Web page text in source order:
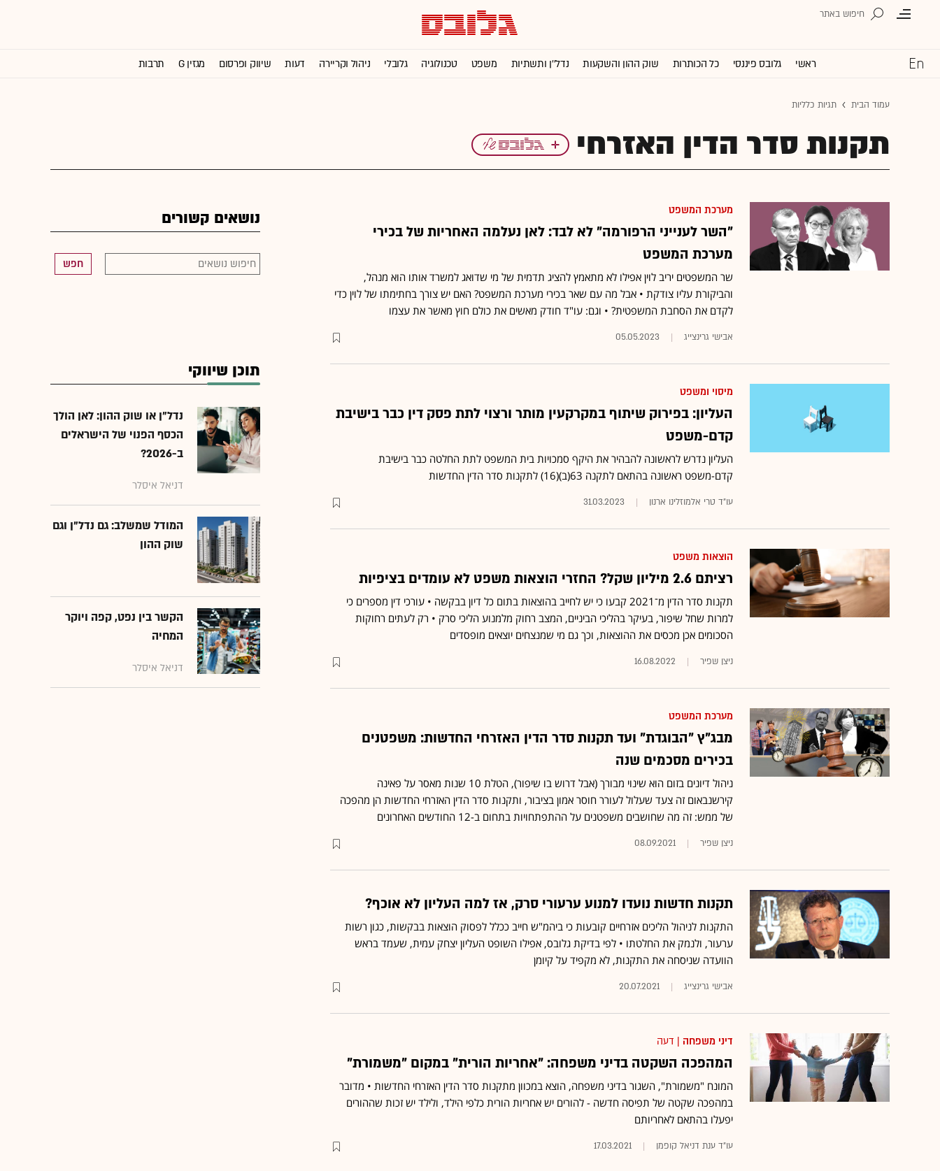
ראשי גלובס פיננסי כל הכותרות שוק ההון והשקעות נדל''ן ותשתיות משפט טכנולוגיה גלובלי ניהול וקריירה דעות שיווק ופרסום מגזין G תרבות
עמוד הבית תגיות כלליות
תקנות סדר הדין האזרחי
מערכת המשפט
"השר לענייני הרפורמה" לא לבד: לאן נעלמה האחריות של בכירי
מערכת המשפט
שר המשפטים יריב לוין אפילו לא מתאמץ להציג תדמית של מי שדואג למשרד אותו הוא מנהל,
והביקורת עליו צודקת • אבל מה עם שאר בכירי מערכת המשפט? האם יש צורך בחתימתו של לוין כדי
לקדם את הסחבת המשפטית? • וגם: עו"ד חודק מאשים את כולם חוץ מאשר את עצמו
אבישי גרינצייג 05.05.2023
מיסוי ומשפט
העליון: בפירוק שיתוף במקרקעין מותר ורצוי לתת פסק דין כבר בישיבת
קדם-משפט
העליון נדרש לראשונה להבהיר את היקף סמכויות בית המשפט לתת החלטה כבר בישיבת
קדם-משפט ראשונה בהתאם לתקנה 63(ב)(16) לתקנות סדר הדין החדשות
עו"ד טרי אלמוזלינו ארנון 31.03.2023
הוצאות משפט
רציתם 2.6 מיליון שקל? החזרי הוצאות משפט לא עומדים בציפיות
תקנות סדר הדין מ־2021 קבעו כי יש לחייב בהוצאות בתום כל דיון בבקשה • עורכי דין מספרים כי
למרות שחל שיפור, בעיקר בהליכי הביניים, המצב רחוק מלמנוע הליכי סרק • רק לעתים רחוקות
הסכומים אכן מכסים את ההוצאות, וכך גם מי שמנצחים יוצאים מופסדים
ניצן שפיר 16.08.2022
מערכת המשפט
מבג"ץ "הבוגדת" ועד תקנות סדר הדין האזרחי החדשות: משפטנים
בכירים מסכמים שנה
ניהול דיונים בזום הוא שינוי מבורך (אבל דרוש בו שיפור), הטלת 10 שנות מאסר על פאינה
קירשנבאום זה צעד שעלול לעורר חוסר אמון בציבור, ותקנות סדר הדין האזרחי החדשות הן מהפכה
של ממש: זה מה שחושבים משפטנים על ההתפתחויות בתחום ב-12 החודשים האחרונים
ניצן שפיר 08.09.2021
תקנות חדשות נועדו למנוע ערעורי סרק, אז למה העליון לא אוכף?
התקנות לניהול הליכים אזרחיים קובעות כי ביהמ"ש חייב ככלל לפסוק הוצאות בבקשות, כגון רשות
ערעור, ולנמק את החלטתו • לפי בדיקת גלובס, אפילו השופט העליון יצחק עמית, שעמד בראש
הוועדה שניסחה את התקנות, לא מקפיד על קיומן
אבישי גרינצייג 20.07.2021
דיני משפחה | דעה
המהפכה השקטה בדיני משפחה: "אחריות הורית" במקום "משמורת"
המונח "משמורת", השגור בדיני משפחה, הוצא במכוון מתקנות סדר הדין האזרחי החדשות • מדובר
במהפכה שקטה של תפיסה חדשה - להורים יש אחריות הורית כלפי הילד, ולילד יש זכות שההורים
יפעלו בהתאם לאחריותם
עו"ד ענת דניאל קופמן 17.03.2021
נושאים קשורים
חפש
תוכן שיווקי
נדל"ן או שוק ההון: לאן הולך
הכסף הפנוי של הישראלים
ב-2026?
דניאל איסלר
המודל שמשלב: גם נדל"ן וגם
שוק ההון
הקשר בין נפט, קפה ויוקר
המחיה
דניאל איסלר